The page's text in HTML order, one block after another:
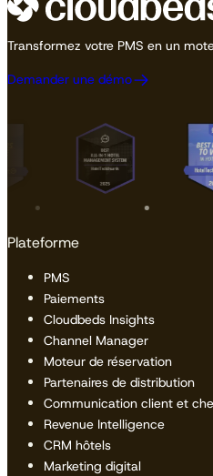
Transformez votre PMS en un
Demander une démo
Plateforme
PMS
Paiements
Cloudbeds Insights
Channel Manager
Moteur de réservation
Partenaires de distribution
Communication client et
Revenue Intelligence
CRM hôtels
Marketing digital